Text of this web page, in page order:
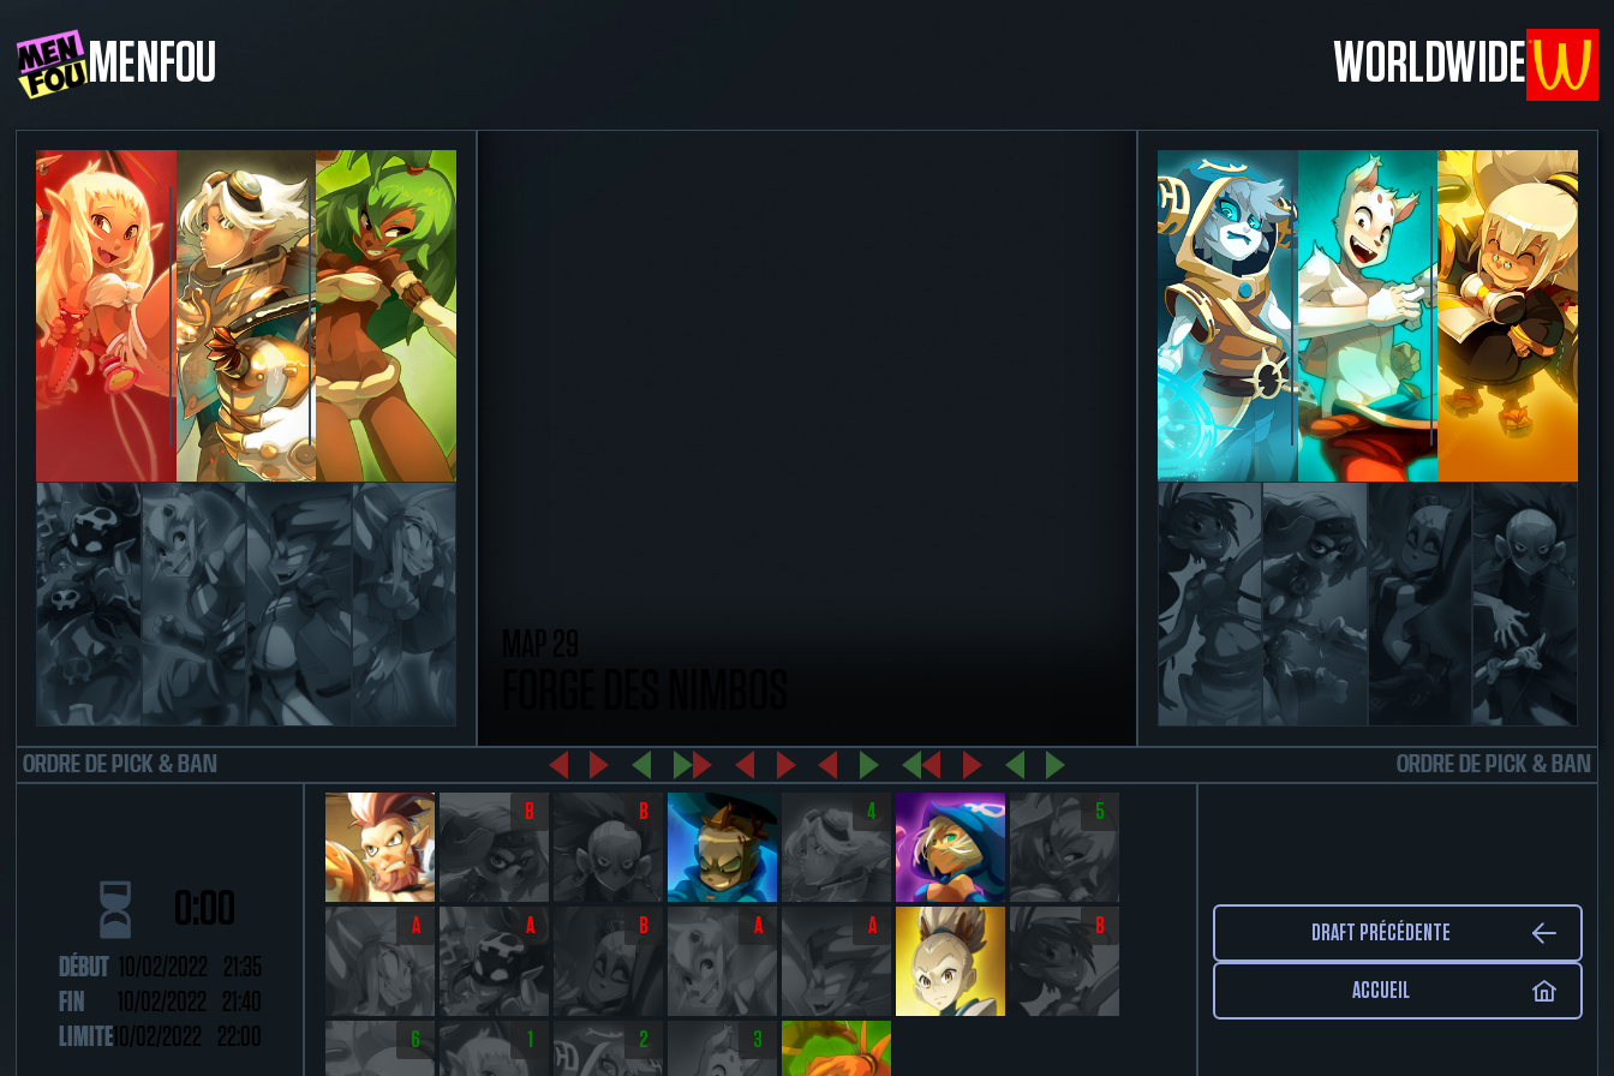
MENFOU WORLDWIDE
MAP 29
ORDRE DE PICK & BAN ORDRE DE PICK & BAN
0:00
DÉBUT 10/02/2022 21:35
FIN
10/02/2022 21:40
LIMITE10/02/2022 22:00
B B 4 5
A A B A A B
6 1 2 3
DRAFT PRÉCÉDENTE
ACCUEIL